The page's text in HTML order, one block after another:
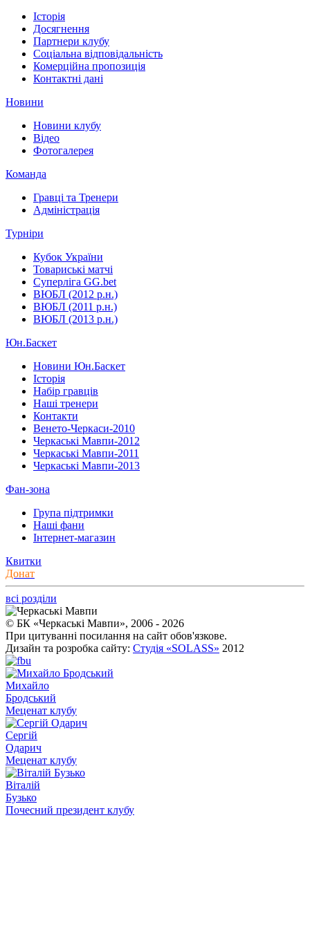
Історія
Досягнення
Партнери клубу
Соціальна відповідальність
Комерційна пропозиція
Контактні дані
Новини
Новини клубу
Відео
Фотогалерея
Команда
Гравці та Тренери
Адміністрація
Турніри
Кубок України
Товариські матчі
Суперліга GG.bet
ВЮБЛ (2012 р.н.)
ВЮБЛ (2011 р.н.)
ВЮБЛ (2013 р.н.)
Юн.Баскет
Новини Юн.Баскет
Історія
Набір гравців
Наші тренери
Контакти
Венето-Черкаси-2010
Черкаські Мавпи-2012
Черкаські Мавпи-2011
Черкаські Мавпи-2013
Фан-зона
Група підтримки
Наші фани
Інтернет-магазин
Квитки
Донат
всі розділи
© БК «Черкаські Мавпи», 2006 - 2026
При цитуванні посилання на сайт обов'язкове.
Дизайн та розробка сайту: Студія «SOLASS» 2012
Михайло
Бродський
Меценат клубу
Сергій
Одарич
Меценат клубу
Віталій
Бузько
Почесний президент клубу